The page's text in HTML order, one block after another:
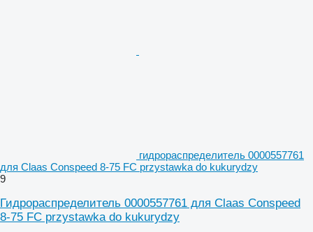
гидрораспределитель 0000557761
для Claas Conspeed 8-75 FC przystawka do kukurydzy
9
Гидрораспределитель 0000557761 для Claas Conspeed
8-75 FC przystawka do kukurydzy